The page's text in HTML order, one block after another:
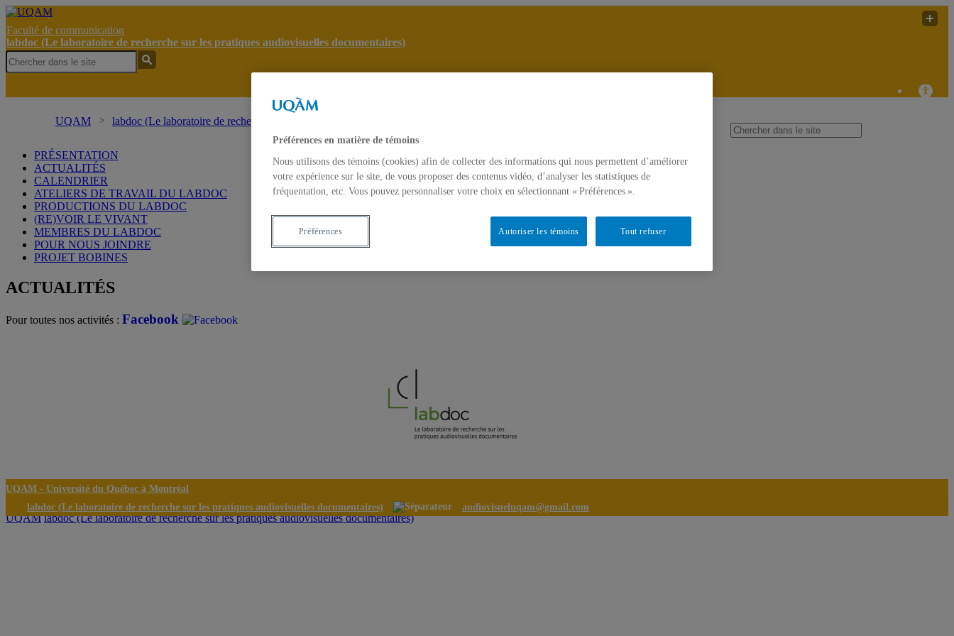
Faculté de communication
labdoc (Le laboratoire de recherche sur les pratiques audiovisuelles documentaires)
UQAM labdoc (Le laboratoire de recherche sur les pratiques audiovisuelles documentaires)
PRÉSENTATION
ACTUALITÉS
CALENDRIER
ATELIERS DE TRAVAIL DU LABDOC
PRODUCTIONS DU LABDOC
(RE)VOIR LE VIVANT
MEMBRES DU LABDOC
POUR NOUS JOINDRE
PROJET BOBINES
ACTUALITÉS
Pour toutes nos activités : Facebook
UQAM - Université du Québec à Montréal
labdoc (Le laboratoire de recherche sur les pratiques audiovisuelles documentaires)
audiovisueluqam@gmail.com
UQAM labdoc (Le laboratoire de recherche sur les pratiques audiovisuelles documentaires)
Préférences en matière de témoins
Nous utilisons des témoins (cookies) afin de collecter des informations qui nous permettent d’améliorer
votre expérience sur le site, de vous proposer des contenus vidéo, d’analyser les statistiques de
fréquentation, etc. Vous pouvez personnaliser votre choix en sélectionnant « Préférences ».
Tout refuser
Autoriser les témoins
Préférences